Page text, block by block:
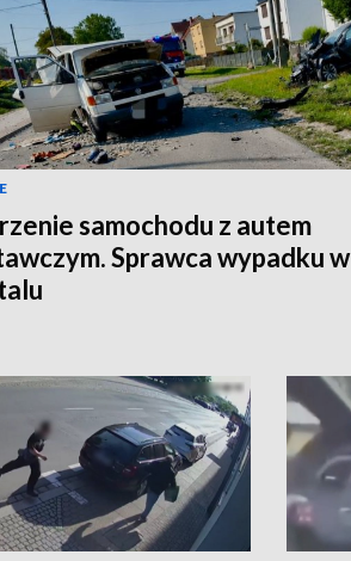
samochodu z autem
Sprawca wypadku w